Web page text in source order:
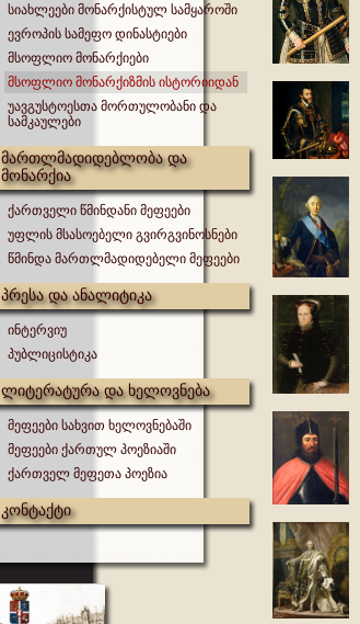
სიახლეები მონარქისტულ სამყაროში
ევროპის სამეფო დინასტიები
მსოფლიო მონარქიები
მსოფლიო მონარქიზმის ისტორიიდან
უავგუსტოესთა მორთულობანი და
სამკაულები
მართლმადიდებლობა და
მონარქია
ქართველი წმინდანი მეფეები
უფლის მსასოებელი გვირგვინოსნები
წმინდა მართლმადიდებელი მეფეები
პრესა და ანალიტიკა
ინტერვიუ
პუბლიცისტიკა
ლიტერატურა და ხელოვნება
მეფეები სახვით ხელოვნებაში
მეფეები ქართულ პოეზიაში
ქართველ მეფეთა პოეზია
კონტაქტი